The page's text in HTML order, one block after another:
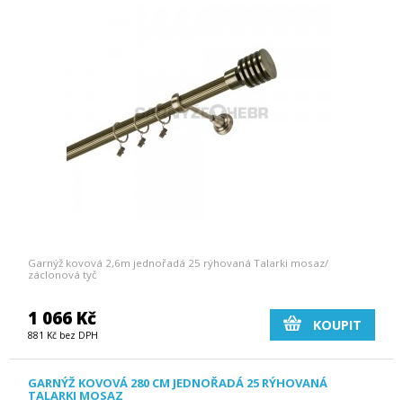
Garnýž kovová 2,6m jednořadá 25 rýhovaná Talarki mosaz/
záclonová tyč
1 066 Kč
881 Kč bez DPH
KOUPIT
GARNÝŽ KOVOVÁ 280 CM JEDNOŘADÁ 25 RÝHOVANÁ
TALARKI MOSAZ